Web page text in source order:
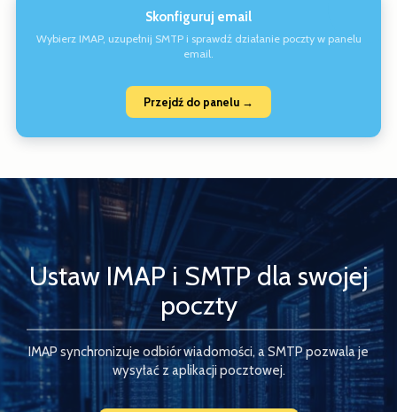
Skonfiguruj email
Wybierz IMAP, uzupełnij SMTP i sprawdź działanie poczty w panelu
email.
Przejdź do panelu →
Ustaw IMAP i SMTP dla swojej
poczty
IMAP synchronizuje odbiór wiadomości, a SMTP pozwala je
wysyłać z aplikacji pocztowej.